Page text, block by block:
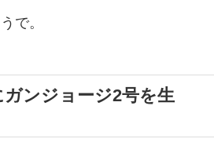
で。
ンジョージ2号を生